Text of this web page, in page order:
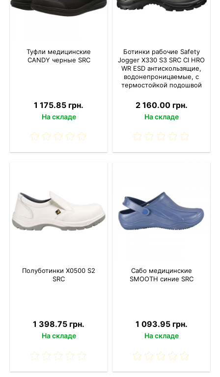
Туфли медицинские
CANDY черные SRC
1 175.85 грн.
На складе
Ботинки рабочие Safety
Jogger X330 S3 SRC CI HRO
WR ESD антискользящие,
водонепроницаемые, с
термостойкой подошвой
2 160.00 грн.
На складе
Полуботинки X0500 S2
SRC
1 398.75 грн.
На складе
Сабо медицинские
SMOOTH синие SRC
1 093.95 грн.
На складе